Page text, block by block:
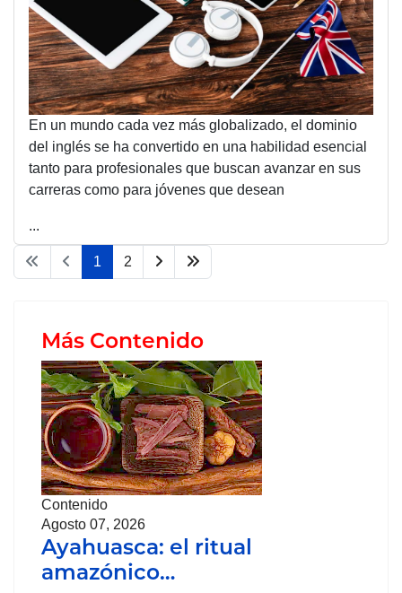
En un mundo cada vez más globalizado, el dominio
del inglés se ha convertido en una habilidad esencial
tanto para profesionales que buscan avanzar en sus
carreras como para jóvenes que desean
...
1 2
Más Contenido
Contenido
Agosto 07, 2026
Ayahuasca: el ritual
amazónico…